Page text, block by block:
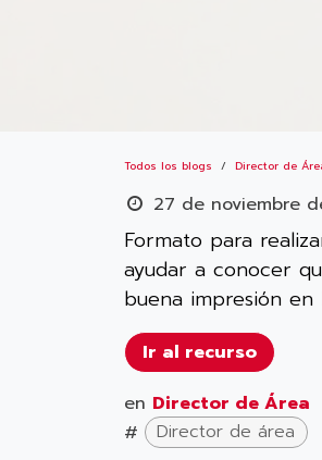
Todos los blogs Director de
27 de noviembre
Formato para
ayudar a conocer
buena impresión en
Ir al recurso
en Director de Área
#
Director de área